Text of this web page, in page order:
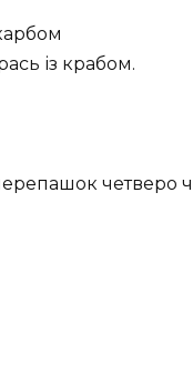
із крабом.
четверо